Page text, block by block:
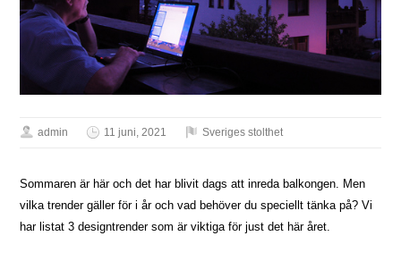
admin 11 juni, 2021 Sveriges stolthet
Sommaren är här och det har blivit dags att inreda balkongen. Men
vilka trender gäller för i år och vad behöver du speciellt tänka på? Vi
har listat 3 designtrender som är viktiga för just det här året.